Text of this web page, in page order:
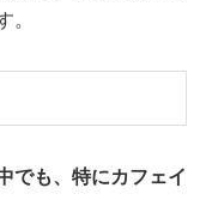
。
でも、特にカフェイ